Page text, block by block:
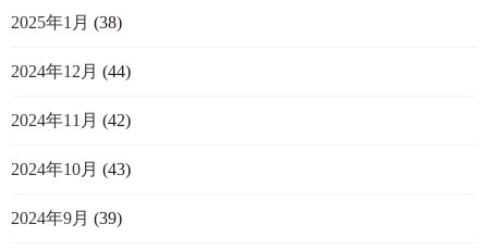
2025年1月 (38)
2024年12月 (44)
2024年11月 (42)
2024年10月 (43)
2024年9月 (39)